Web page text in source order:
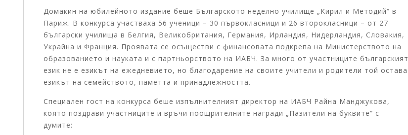
Домакин на юбилейното издание беше Българското неделно училище „Кирил и Методий“ в
Париж. В конкурса участваха 56 ученици – 30 първокласници и 26 второкласници – от 27
български училища в Белгия, Великобритания, Германия, Ирландия, Нидерландия, Словакия,
Украйна и Франция. Проявата се осъществи с финансовата подкрепа на Министерството на
образованието и науката и с партньорството на ИАБЧ. За много от участниците българският
език не е езикът на ежедневието, но благодарение на своите учители и родители той остава
езикът на семейството, паметта и принадлежността.
Специален гост на конкурса беше изпълнителният директор на ИАБЧ Райна Манджукова,
която поздрави участниците и връчи поощрителните награди „Пазители на буквите“ с
думите: